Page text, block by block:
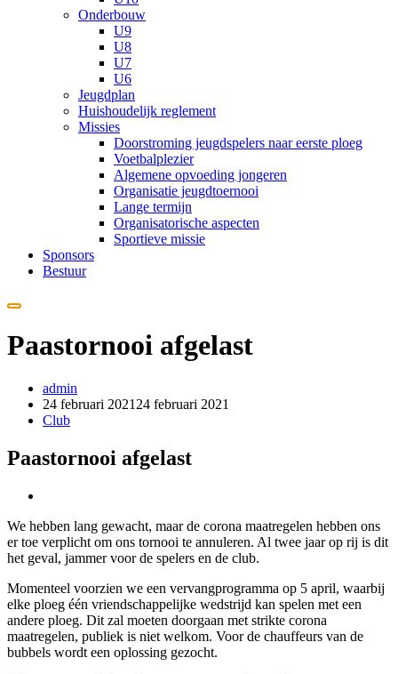
Onderbouw
U9
U8
U7
U6
Jeugdplan
Huishoudelijk reglement
Missies
Doorstroming jeugdspelers naar eerste ploeg
Voetbalplezier
Algemene opvoeding jongeren
Organisatie jeugdtoernooi
Lange termijn
Organisatorische aspecten
Sportieve missie
Sponsors
Bestuur
Paastornooi afgelast
admin
24 februari 2021 24 februari 2021
Club
Paastornooi afgelast
We hebben lang gewacht, maar de corona maatregelen hebben ons
er toe verplicht om ons tornooi te annuleren. Al twee jaar op rij is dit
het geval, jammer voor de spelers en de club.
Momenteel voorzien we een vervangprogramma op 5 april, waarbij
elke ploeg één vriendschappelijke wedstrijd kan spelen met een
andere ploeg. Dit zal moeten doorgaan met strikte corona
maatregelen, publiek is niet welkom. Voor de chauffeurs van de
bubbels wordt een oplossing gezocht.